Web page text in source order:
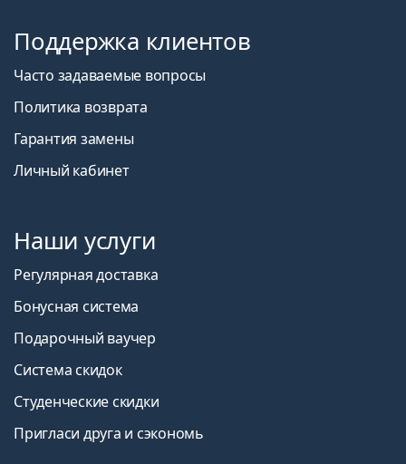
Поддержка клиентов
Часто задаваемые вопросы
Политика возврата
Гарантия замены
Личный кабинет
Наши услуги
Регулярная доставка
Бонусная система
Подарочный ваучер
Система скидок
Студенческие скидки
Пригласи друга и сэкономь